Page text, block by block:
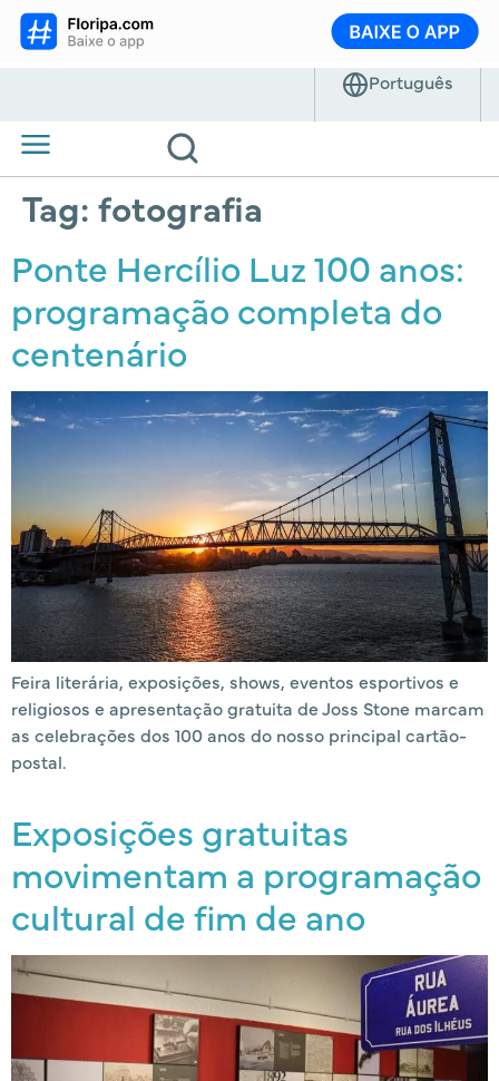
Tag: fotografia
Ponte Hercílio Luz 100 anos:
programação completa do
centenário
Feira literária, exposições, shows, eventos esportivos e
religiosos e apresentação gratuita de Joss Stone marcam
as celebrações dos 100 anos do nosso principal cartão-
postal.
Exposições gratuitas
movimentam a programação
cultural de fim de ano